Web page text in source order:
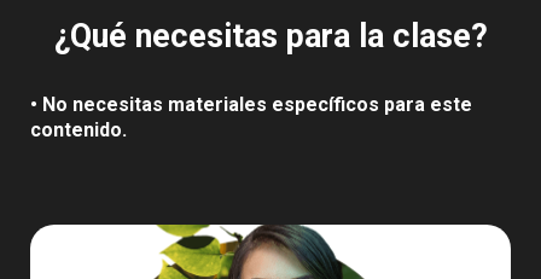
¿Qué necesitas para la clase?
• No necesitas materiales específicos para este
contenido.